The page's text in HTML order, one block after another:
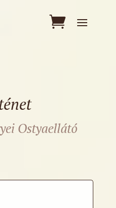
Ostyaellátó